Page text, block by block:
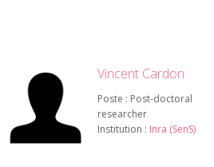
Vincent Cardon
Poste : Post-doctoral
researcher
Institution : Inra (SenS)